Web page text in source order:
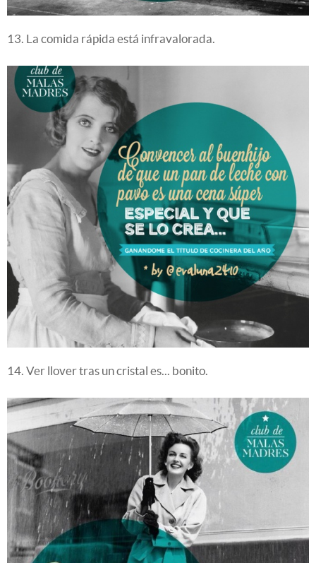
13. La comida rápida está infravalorada.
14. Ver llover tras un cristal es... bonito.